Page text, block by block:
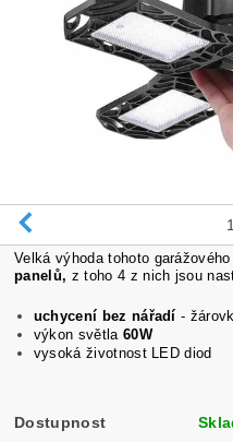
1
Velká výhoda tohoto
panelů, z toho 4 z nich jsou
uchycení bez nářadí -
výkon světla 60W
vysoká životnost LED diod
Dostupnost